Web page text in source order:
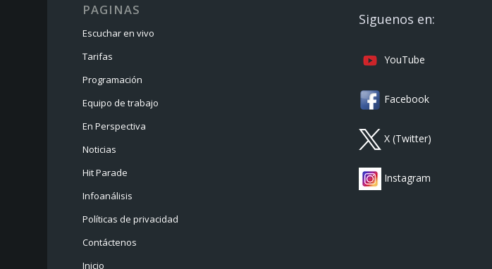
PAGINAS
Escuchar en vivo
Tarifas
Programación
Equipo de trabajo
En Perspectiva
Noticias
Hit Parade
Infoanálisis
Políticas de privacidad
Contáctenos
Inicio
Siguenos en:
YouTube
Facebook
X (Twitter)
Instagram